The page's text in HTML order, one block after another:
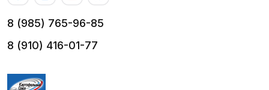
8 (985) 765-96-85
8 (910) 416-01-77